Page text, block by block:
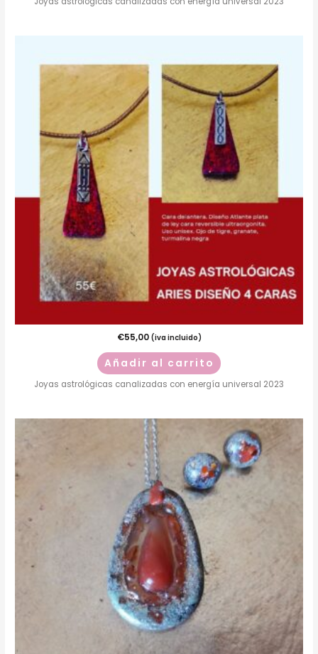
€55,00 (iva incluido)
Añadir al carrito
Joyas astrológicas canalizadas con energía universal 2023